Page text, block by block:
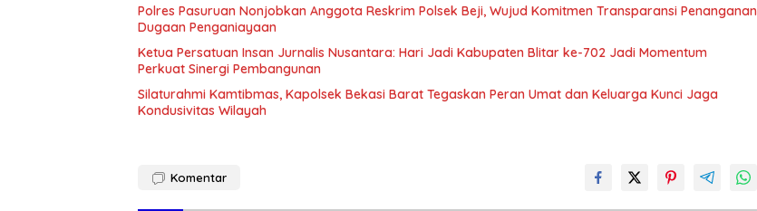
Polres Pasuruan Nonjobkan Anggota Reskrim Polsek Beji, Wujud Komitmen Transparansi Penanganan
Dugaan Penganiayaan
Ketua Persatuan Insan Jurnalis Nusantara: Hari Jadi Kabupaten Blitar ke-702 Jadi Momentum
Perkuat Sinergi Pembangunan
Silaturahmi Kamtibmas, Kapolsek Bekasi Barat Tegaskan Peran Umat dan Keluarga Kunci Jaga
Kondusivitas Wilayah
Komentar